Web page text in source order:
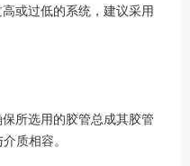
或过低的系统，建议采用
所选用的胶管总成其胶管
质相容。